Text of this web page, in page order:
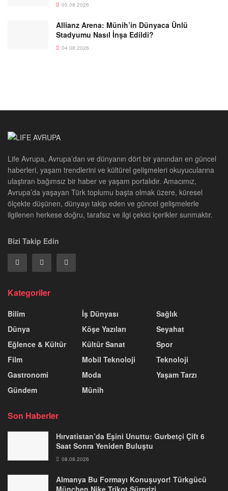
05.08.2026
Allianz Arena: Münih’in Dünyaca Ünlü
Stadyumu Nasıl İnşa Edildi?
04.08.2026
Life Avrupa, Avrupa’dan ve dünyanın dört bir yanından en güncel
haberleri, yaşam trendlerini ve kültürel gelişmeleri okuyucularına
ulaştıran bağımsız bir haber ve yaşam portalıdır. Amacımız,
Avrupa’da yaşayan Türk toplumu başta olmak üzere, küresel
ölçekte düşünen, dünyayı takip eden ve güncel gelişmelerle
ilgilenen herkese doğru, tarafsız ve ilgi çekici içerikler sunmaktır.
Bizi Takip Edin
Kategoriler
Bilim
Dünya
Eğlence & Kültür
Film
Gastronomi
Gündem
İş Dünyası
Köşe Yazıları
Kültür Sanat
Mobil Teknoloji
Moda
Münih
Sağlık
Seyahat
Spor
Teknoloji
Yaşam Tarzı
Son Haberler
Hırvatistan’da Eşini Unuttu: Gurbetçi Çift 6
Saat Sonra Yeniden Buluştu
08.08.2026
Almanya Bu Formayı Konuşuyor! Türkgücü